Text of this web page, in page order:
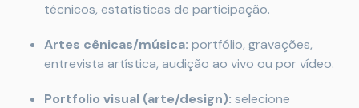
técnicos, estatísticas de participação.
Artes cênicas/música: portfólio, gravações,
entrevista artística, audição ao vivo ou por vídeo.
Portfolio visual (arte/design): selecione